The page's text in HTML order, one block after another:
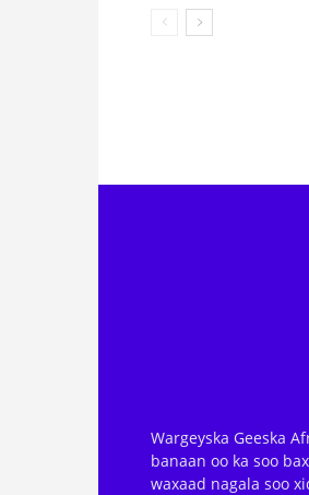
Wargeyska Geeska
banaan oo ka soo
waxaad nagala soo